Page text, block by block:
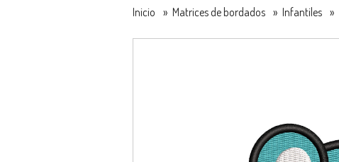
Inicio » Matrices de bordados » Infantiles »